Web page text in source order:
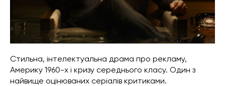
Стильна, інтелектуальна драма про рекламу,
Америку 1960-х і кризу середнього класу. Один з
найвище оцінюваних серіалів критиками.